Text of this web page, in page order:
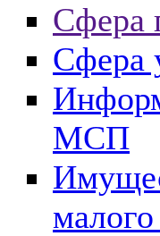
Сфера
Сфера
МСП